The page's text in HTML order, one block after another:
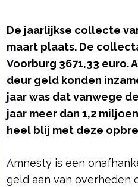
De jaarlijkse collecte
maart plaats. De
Voorburg 3671,33
deur geld konden
jaar was dat vanwege
jaar meer dan 1,2
heel blij met deze
Amnesty is een
geld aan van overheden